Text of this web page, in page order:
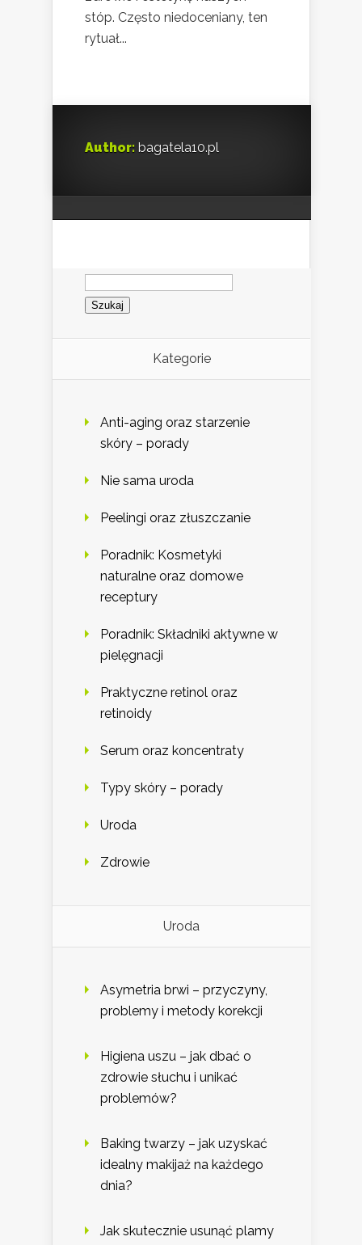
stóp. Często niedoceniany, ten
rytuał...
Author: bagatela10.pl
Szukaj:
Kategorie
Anti-aging oraz starzenie
skóry – porady
Nie sama uroda
Peelingi oraz złuszczanie
Poradnik: Kosmetyki
naturalne oraz domowe
receptury
Poradnik: Składniki aktywne w
pielęgnacji
Praktyczne retinol oraz
retinoidy
Serum oraz koncentraty
Typy skóry – porady
Uroda
Zdrowie
Uroda
Asymetria brwi – przyczyny,
problemy i metody korekcji
Higiena uszu – jak dbać o
zdrowie słuchu i unikać
problemów?
Baking twarzy – jak uzyskać
idealny makijaż na każdego
dnia?
Jak skutecznie usunąć plamy